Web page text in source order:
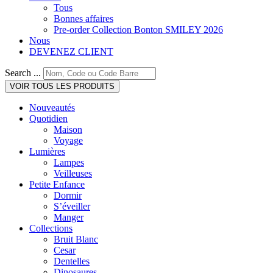
Tous
Bonnes affaires
Pre-order Collection Bonton SMILEY 2026
Nous
DEVENEZ CLIENT
Search ...
VOIR TOUS LES PRODUITS
Nouveautés
Quotidien
Maison
Voyage
Lumières
Lampes
Veilleuses
Petite Enfance
Dormir
S’éveiller
Manger
Collections
Bruit Blanc
Cesar
Dentelles